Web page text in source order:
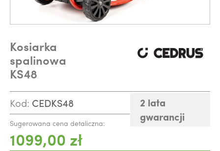
Kosiarka
spalinowa
KS48
Kod: CEDKS48
2 lata
gwarancji
Sugerowana cena detaliczna:
1099,00 zł